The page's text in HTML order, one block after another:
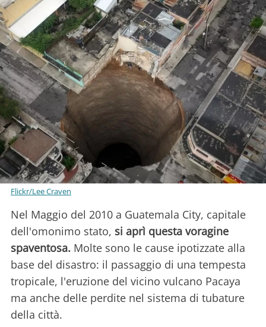
Flickr/Lee Craven
Nel Maggio del 2010 a Guatemala City, capitale
dell'omonimo stato, si aprì questa voragine
spaventosa. Molte sono le cause ipotizzate alla
base del disastro: il passaggio di una tempesta
tropicale, l'eruzione del vicino vulcano Pacaya
ma anche delle perdite nel sistema di tubature
della città.